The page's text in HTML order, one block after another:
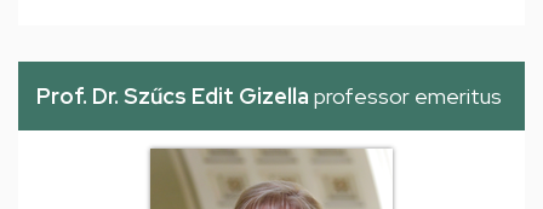
Prof. Dr. Szűcs Edit Gizella professor emeritus